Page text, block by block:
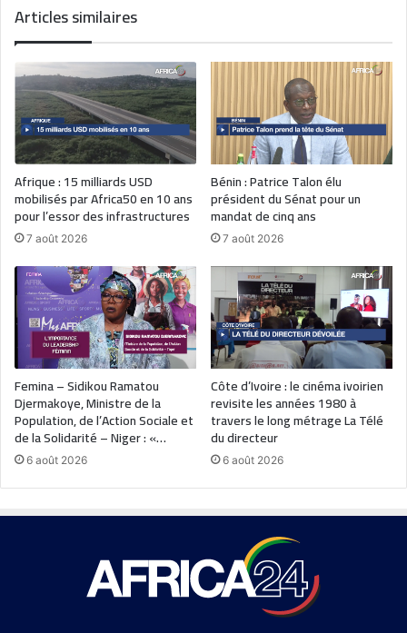
Articles similaires
Afrique : 15 milliards USD
mobilisés par Africa50 en 10 ans
pour l’essor des infrastructures
7 août 2026
Bénin : Patrice Talon élu
président du Sénat pour un
mandat de cinq ans
7 août 2026
Femina – Sidikou Ramatou
Djermakoye, Ministre de la
Population, de l’Action Sociale et
de la Solidarité – Niger : «…
6 août 2026
Côte d’Ivoire : le cinéma ivoirien
revisite les années 1980 à
travers le long métrage La Télé
du directeur
6 août 2026